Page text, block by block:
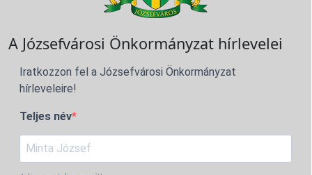
A Józsefvárosi Önkormányzat hírlevelei
Iratkozzon fel a Józsefvárosi Önkormányzat
hírleveleire!
Teljes név